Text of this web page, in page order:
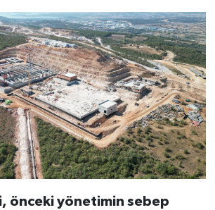
önceki yönetimin sebep